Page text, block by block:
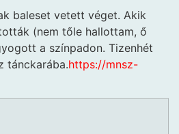
baleset vetett véget. Akik
(nem tőle hallottam, ő
a színpadon. Tizenhét
tánckarába.https://mnsz-